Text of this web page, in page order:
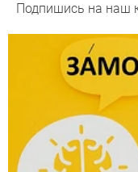
Подпишись на наш